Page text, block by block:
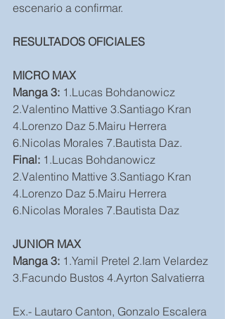
escenario a confirmar.
RESULTADOS OFICIALES
MICRO MAX
Manga 3: 1.Lucas Bohdanowicz
2.Valentino Mattive 3.Santiago Kran
4.Lorenzo Daz 5.Mairu Herrera
6.Nicolas Morales 7.Bautista Daz.
Final: 1.Lucas Bohdanowicz
2.Valentino Mattive 3.Santiago Kran
4.Lorenzo Daz 5.Mairu Herrera
6.Nicolas Morales 7.Bautista Daz
JUNIOR MAX
Manga 3: 1.Yamil Pretel 2.Iam Velardez
3.Facundo Bustos 4.Ayrton Salvatierra
Ex.- Lautaro Canton, Gonzalo Escalera